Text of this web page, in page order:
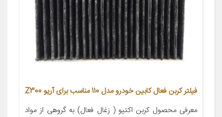
فیلتر کربن فعال کابین خودرو مدل 110 مناسب برای آریو Z300
معرفی محصول کربن اکتیو ( زغال فعال) به گروهی از مواد